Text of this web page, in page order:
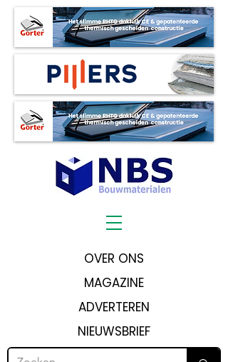
OVER ONS
MAGAZINE
ADVERTEREN
NIEUWSBRIEF